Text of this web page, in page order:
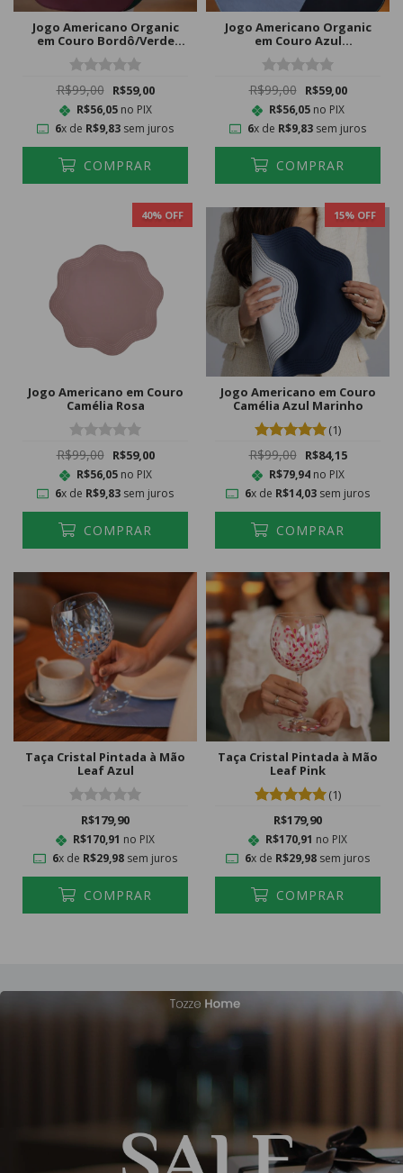
Jogo Americano Organic
em Couro Bordô/Verde
R$99,00 R$59,00
R$56,05no PIX
6x de R$9,83 sem juros
COMPRAR
Jogo Americano Organic
em Couro Azul
R$99,00 R$59,00
R$56,05no PIX
6x de R$9,83 sem juros
COMPRAR
40% OFF
Jogo Americano em Couro
Camélia Rosa
R$99,00 R$59,00
R$56,05no PIX
6x de R$9,83 sem juros
COMPRAR
15% OFF
Jogo Americano em Couro
Camélia Azul Marinho
(1)
R$99,00 R$84,15
R$79,94no PIX
6x de R$14,03sem juros
COMPRAR
Taça Cristal Pintada à Mão
Leaf Azul
R$179,90
R$170,91 no PIX
6x de R$29,98sem juros
COMPRAR
Taça Cristal Pintada à Mão
Leaf Pink
(1)
R$179,90
R$170,91 no PIX
6x de R$29,98sem juros
COMPRAR